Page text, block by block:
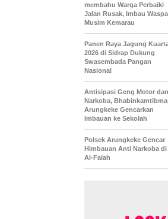
membahu Warga Perbaiki
Jalan Rusak, Imbau
Musim Kemarau
Panen Raya Jagung
2026 di Sidrap Dukung
Swasembada Pangan
Nasional
Antisipasi Geng Motor dan
Narkoba,
Arungkeke Gencarkan
Imbauan ke Sekolah
Polsek Arungkeke Gencar
Himbauan Anti Narkoba di
Al-Falah